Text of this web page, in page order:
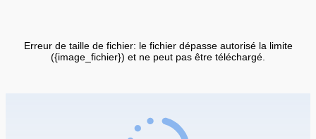
Erreur de taille de fichier: le fichier dépasse autorisé la limite
({image_fichier}) et ne peut pas être téléchargé.